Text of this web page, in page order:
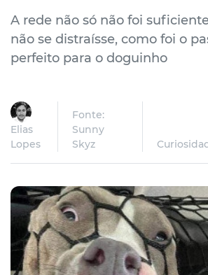
A rede não só não foi
não se distraísse, como foi o
perfeito para o doguinho
Elias
Lopes
Fonte:
Sunny
Skyz